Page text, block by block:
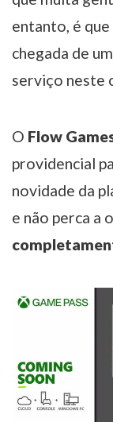
entanto, é
chegada de
serviço neste
O Flow
providencial
novidade da
e não perca a